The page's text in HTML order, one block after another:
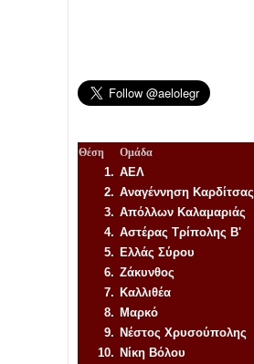
Θέση Ομάδα
1. ΑΕΛ
2. Αναγέννηση Καρδίτσας
3. Απόλλων Καλαμαριάς
4. Αστέρας Τρίπολης Β'
5. Ελλάς Σύρου
6. Ζάκυνθος
7. Καλλιθέα
8. Μαρκό
9. Νέστος Χρυσούπολης
10. Νίκη Βόλου